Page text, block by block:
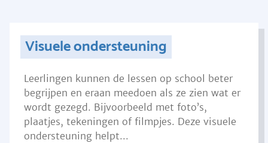
Visuele ondersteuning
Leerlingen kunnen de lessen op school beter
begrijpen en eraan meedoen als ze zien wat er
wordt gezegd. Bijvoorbeeld met foto’s,
plaatjes, tekeningen of filmpjes. Deze visuele
ondersteuning helpt...